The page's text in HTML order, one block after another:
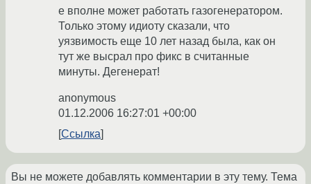
e вполне может работать газогенератором.
Только этому идиоту сказали, что
уязвимость еще 10 лет назад была, как он
тут же высрал про фикс в считанные
минуты. Дегенерат!
anonymous
01.12.2006 16:27:01 +00:00
Ссылка
Вы не можете добавлять комментарии в эту тему. Тема